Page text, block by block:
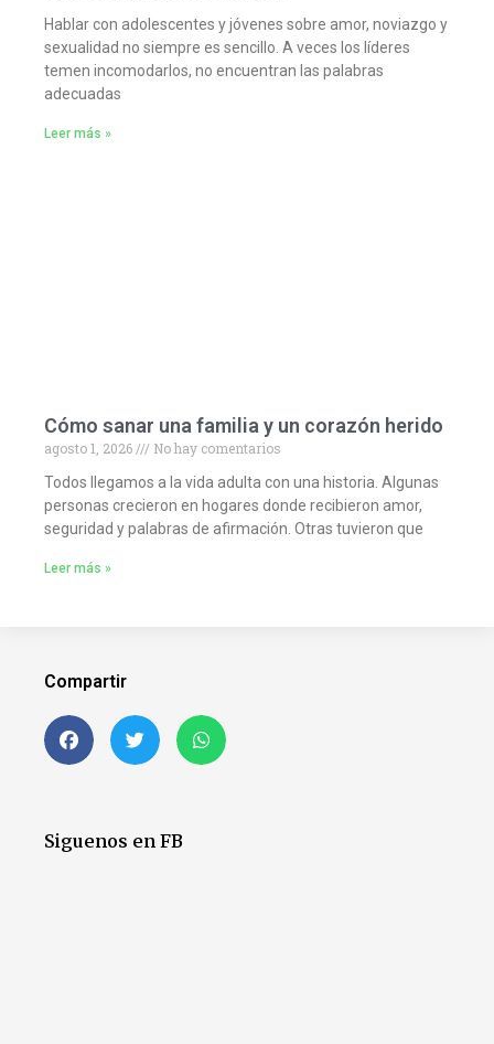
Hablar con adolescentes y jóvenes sobre amor, noviazgo y
sexualidad no siempre es sencillo. A veces los líderes
temen incomodarlos, no encuentran las palabras
adecuadas
Leer más »
Cómo sanar una familia y un corazón herido
agosto 1, 2026
No hay comentarios
Todos llegamos a la vida adulta con una historia. Algunas
personas crecieron en hogares donde recibieron amor,
seguridad y palabras de afirmación. Otras tuvieron que
Leer más »
Compartir
Siguenos en FB